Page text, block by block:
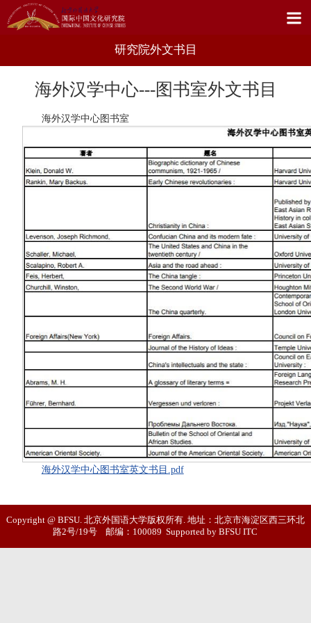
研究院外文书目
海外汉学中心---图书室外文书目
海外汉学中心图书室
海外汉学中心图书室英文书目.pdf
Copyright @ BFSU. 北京外国语大学版权所有. 地址：北京市海淀区西三环北
路2号/19号 邮编：100089 Supported by BFSU ITC